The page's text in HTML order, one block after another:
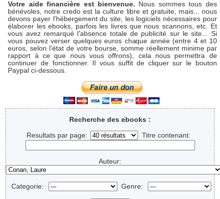
Votre aide financière est bienvenue. Nous sommes tous des
bénévoles, notre credo est la culture libre et gratuite, mais... nous
devons payer l'hébergement du site, les logiciels nécessaires pour
élaborer les ebooks, parfois les livres que nous scannons, etc. Et
vous avez remarqué l'absence totale de publicité sur le site... Si
vous pouvez verser quelques euros chaque année (entre 4 et 10
euros, selon l'état de votre bourse, somme réellement minime par
rapport à ce que nous vous offrons), cela nous permettra de
continuer de fonctionner. Il vous suffit de cliquer sur le bouton
Paypal ci-dessous.
Recherche des ebooks :
Resultats par page: Titre contenant:
Auteur:
Categorie: Genre: